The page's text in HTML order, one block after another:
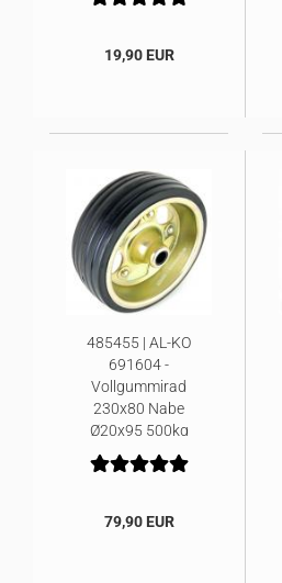
19,90 EUR
485455 | AL-KO
691604 -
Vollgummirad
230x80 Nabe
Ø20x95 500kg
79,90 EUR